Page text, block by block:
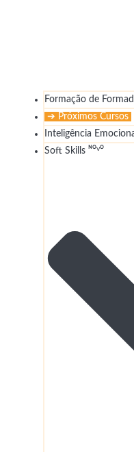
Formação de
➔ Próximos Cursos
Inteligência
Soft Skills ᴺᴼⱽᴼ